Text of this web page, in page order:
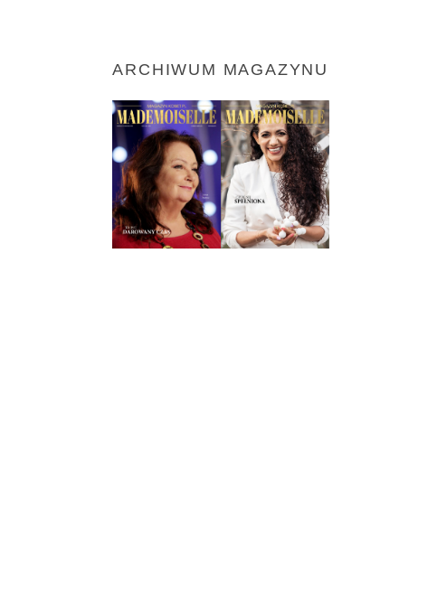
ARCHIWUM MAGAZYNU